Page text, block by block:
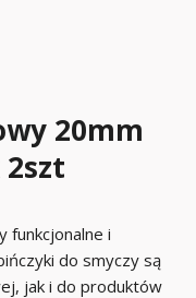
20mm
funkcjonalne i
do smyczy są
jak i do produktów